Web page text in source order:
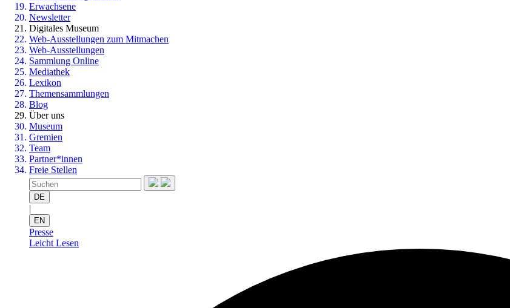
Erwachsene
Newsletter
Digitales Museum
Web-Ausstellungen zum Mitmachen
Web-Ausstellungen
Sammlung Online
Mediathek
Lexikon
Themensammlungen
Blog
Über uns
Museum
Gremien
Team
Partner*innen
Freie Stellen
DE
|
EN
Presse
Leicht Lesen